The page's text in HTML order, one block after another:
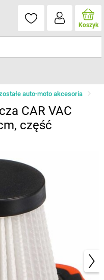
Koszyk
auto-moto akcesoria
CAR VAC
część